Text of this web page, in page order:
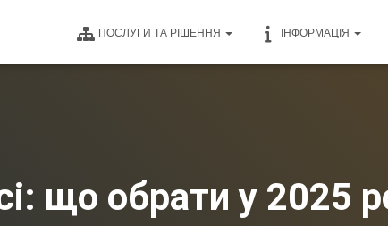
ПОСЛУГИ ТА РІШЕННЯ ІНФОРМАЦІЯ
що обрати у 2025